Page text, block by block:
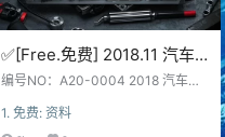
✅[Free.免费] 2018.11 汽车
维修从入门到精通_403页
电气 保养 拆装 诊断 电路图]
编号NO：A20-0004 2018 汽车维
电气 保养 拆装 诊断 简 介 说 明 [Inf
ormation] 本套属于免费资源：普通
1. 免费: 资料